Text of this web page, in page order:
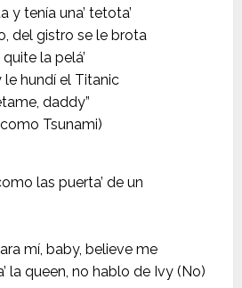
y tenía una’ tetota’
del gistro se le brota
la pelá’
le hundí el Titanic
daddy”
Tsunami)
las puerta’ de un
mí, baby, believe me
la queen, no hablo de Ivy (No)